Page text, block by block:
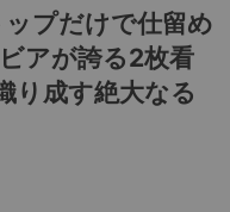
ップだけで仕留め
アが誇る2枚看
り成す絶大なる